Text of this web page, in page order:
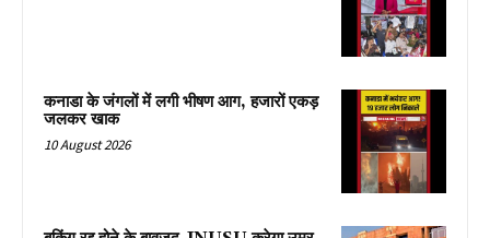
कनाडा के जंगलों में लगी भीषण आग, हजारों एकड़
जलकर खाक
10 August 2026